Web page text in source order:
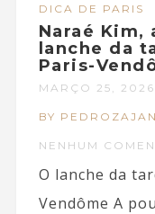
DICA DE PARIS
Naraé Kim,
lanche da
Paris-
MARÇO 25, 2026
BY
NENHUM
O lanche da
Vendôme A